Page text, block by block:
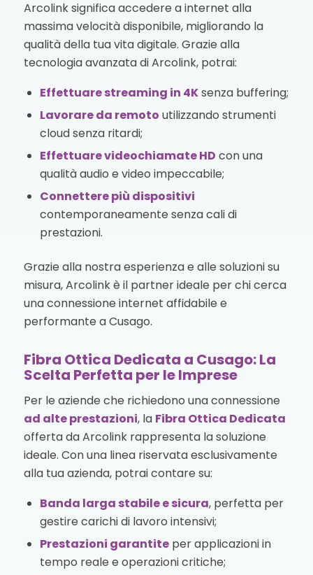
Arcolink significa accedere a internet alla
massima velocità disponibile, migliorando la
qualità della tua vita digitale. Grazie alla
tecnologia avanzata di Arcolink, potrai:
Effettuare streaming in 4Ksenza buffering;
Lavorare da remoto utilizzando strumenti
cloud senza ritardi;
Effettuare videochiamate HD con una
qualità audio e video impeccabile;
Connettere più dispositivi
contemporaneamente senza cali di
prestazioni.
Grazie alla nostra esperienza e alle soluzioni su
misura, Arcolink è il partner ideale per chi cerca
una connessione internet affidabile e
performante a Cusago.
Fibra Ottica Dedicata a Cusago: La
Scelta Perfetta per le Imprese
Per le aziende che richiedono una connessione
ad alte prestazioni, la Fibra Ottica Dedicata
offerta da Arcolink rappresenta la soluzione
ideale. Con una linea riservata esclusivamente
alla tua azienda, potrai contare su:
Banda larga stabile e sicura, perfetta per
gestire carichi di lavoro intensivi;
Prestazioni garantiteper applicazioni in
tempo reale e operazioni critiche;